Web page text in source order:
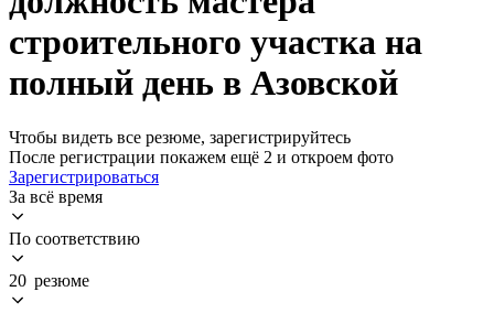
строительного участка на
полный день в Азовской
Чтобы видеть все резюме, зарегистрируйтесь
После регистрации покажем ещё 2 и откроем фото
Зарегистрироваться
За всё время
По соответствию
20 резюме